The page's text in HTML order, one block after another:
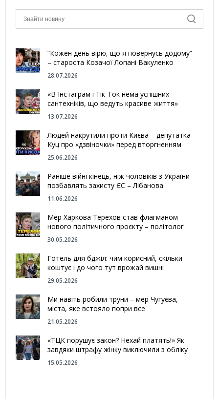
“Кожен день вірю, що я повернусь додому”
– староста Козачої Лопані Вакуленко
28.07.2026
«В Інстаграм і Тік-Ток нема успішних
сантехніків, що ведуть красиве життя»
13.07.2026
Людей накрутили проти Києва – депутатка
Куц про «дзвіночки» перед вторгненням
25.06.2026
Раніше війні кінець, ніж чоловіків з України
позбавлять захисту ЄС – Лібанова
11.06.2026
Мер Харкова Терехов став флагманом
нового політичного проєкту – політолог
30.05.2026
Готель для бджіл: чим корисний, скільки
коштує і до чого тут врожай вишні
29.05.2026
Ми навіть робили труни – мер Чугуєва,
міста, яке встояло попри все
21.05.2026
«ТЦК порушує закон? Нехай платять!» Як
завдяки штрафу жінку виключили з обліку
15.05.2026